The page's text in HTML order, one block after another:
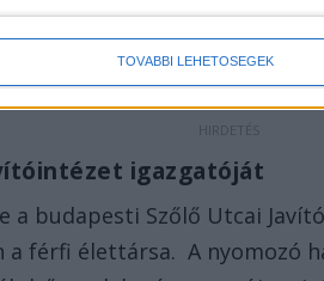
TOVÁBBI LEHETŐSÉGEK
igazgatóját
budapesti Szőlő Utcai
a férfi élettársa. A nyomozó